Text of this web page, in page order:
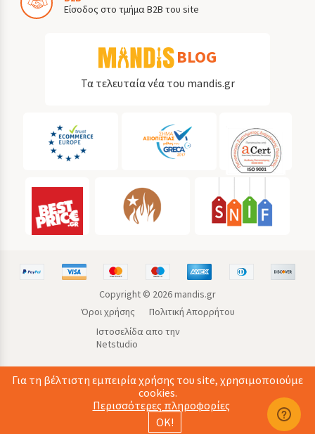
Είσοδος στο τμήμα B2B του site
BLOG
Τα τελευταία νέα του mandis.gr
Copyright © 2026mandis.gr
Όροι χρήσης
Πολιτική Απορρήτου
Ιστοσελίδα απο την
Netstudio
Για τη βέλτιστη εμπειρία χρήσης του site, χρησιμοποιούμε
cookies.
Περισσότερες πληροφορίες
ΟΚ!